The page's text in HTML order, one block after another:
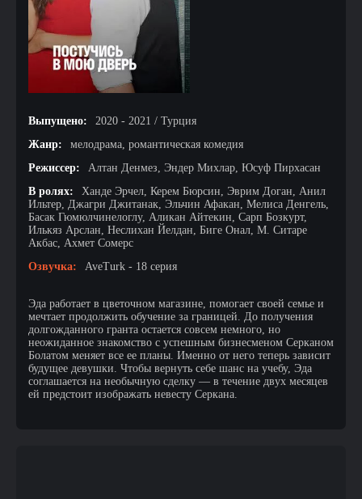
Выпущено:
2020 - 2021 / Турция
Жанр:
мелодрама, романтическая комедия
Режиссер:
Алтан Денмез, Эндер Михлар, Юсуф Пирхасан
В ролях:
Ханде Эрчел, Керем Бюрсин, Эврим Доган, Анил
Ильтер, Джагри Джитанак, Эльчин Афакан, Мелиса Денгель,
Басак Гюмюлчинелоглу, Аликан Айтекин, Сарп Бозкурт,
Илькяз Арслан, Неслихан Йелдан, Биге Онал, М. Ситаре
Акбас, Ахмет Сомерс
Озвучка:
AveTurk - 18 серия
Эда работает в цветочном магазине, помогает своей семье и
мечтает продолжить обучение за границей. До получения
долгожданного гранта остается совсем немного, но
неожиданное знакомство с успешным бизнесменом Серканом
Болатом меняет все ее планы. Именно от него теперь зависит
будущее девушки. Чтобы вернуть себе шанс на учебу, Эда
соглашается на необычную сделку — в течение двух месяцев
ей предстоит изображать невесту Серкана.